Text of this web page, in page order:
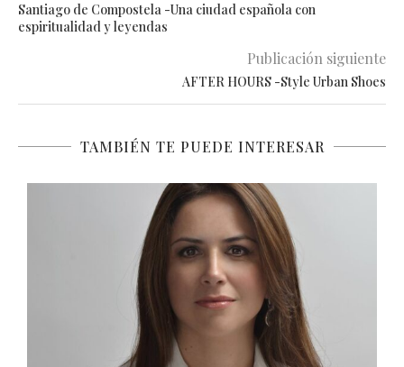
Santiago de Compostela -Una ciudad española con
espiritualidad y leyendas
Publicación siguiente
AFTER HOURS -Style Urban Shoes
TAMBIÉN TE PUEDE INTERESAR